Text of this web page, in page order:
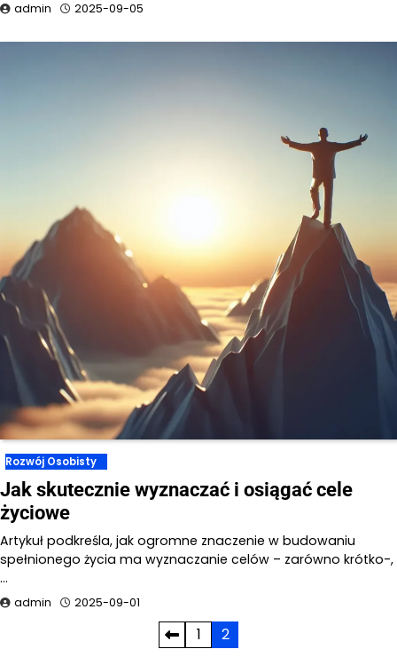
admin 2025-09-05
Rozwój Osobisty
Jak skutecznie wyznaczać i osiągać cele
życiowe
Artykuł podkreśla, jak ogromne znaczenie w budowaniu
spełnionego życia ma wyznaczanie celów – zarówno krótko-,
…
admin 2025-09-01
1 2